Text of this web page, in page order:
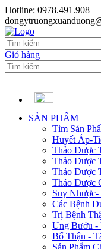
Hotline: 0978.491.908
Giỏ hàng
SẢN PHẨM
Tìm Sản
Huyết Áp-
Thảo Dược
Thảo Dược
Thảo Dược
Thảo Dược
Suy Nhược-
Các Bệnh
Trị Bệnh
Ung Bướu -
Bổ Thận -
Sản Phẩm